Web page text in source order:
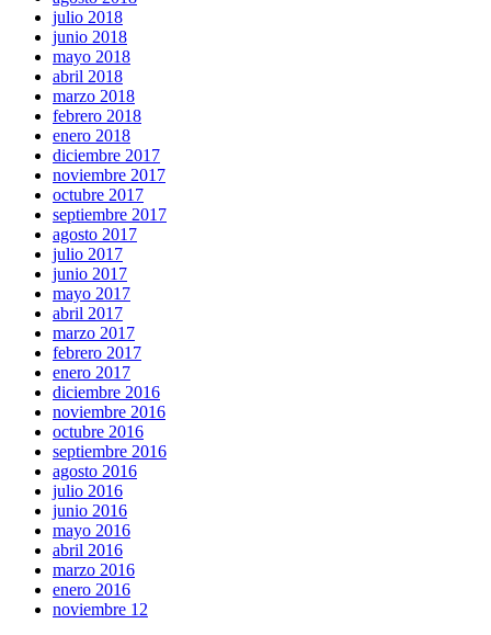
julio 2018
junio 2018
mayo 2018
abril 2018
marzo 2018
febrero 2018
enero 2018
diciembre 2017
noviembre 2017
octubre 2017
septiembre 2017
agosto 2017
julio 2017
junio 2017
mayo 2017
abril 2017
marzo 2017
febrero 2017
enero 2017
diciembre 2016
noviembre 2016
octubre 2016
septiembre 2016
agosto 2016
julio 2016
junio 2016
mayo 2016
abril 2016
marzo 2016
enero 2016
noviembre 12